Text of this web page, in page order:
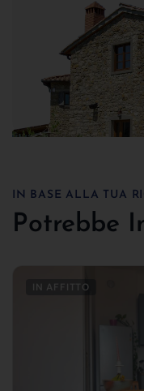
IN BASE ALLA TUA
Potrebbe
IN AFFITTO